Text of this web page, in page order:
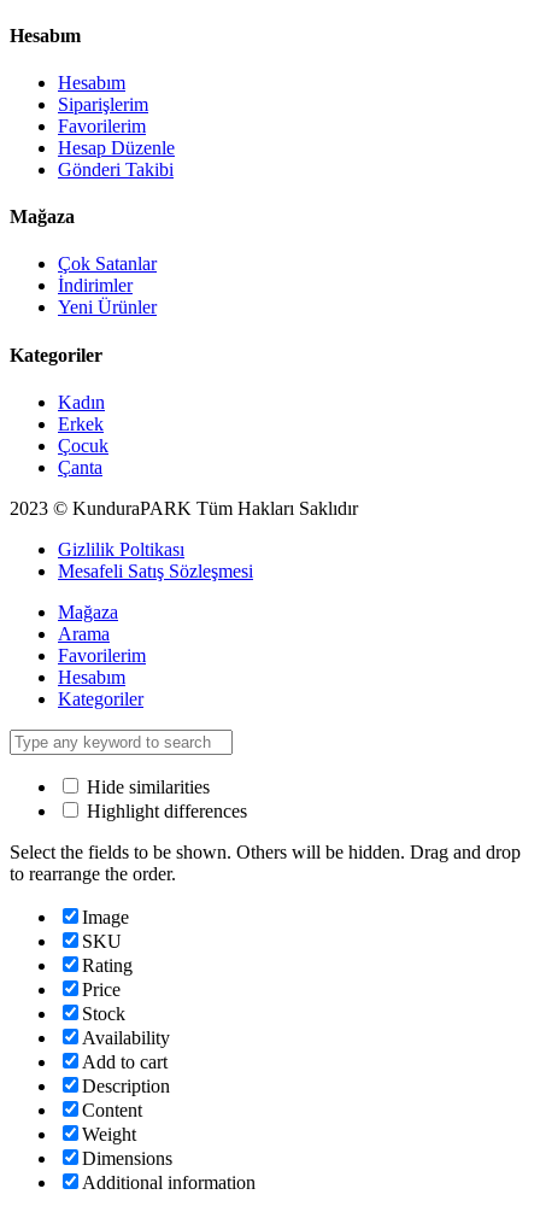
Hesabım
Hesabım
Siparişlerim
Favorilerim
Hesap Düzenle
Gönderi Takibi
Mağaza
Çok Satanlar
İndirimler
Yeni Ürünler
Kategoriler
Kadın
Erkek
Çocuk
Çanta
2023 © KunduraPARK Tüm Hakları Saklıdır
Gizlilik Poltikası
Mesafeli Satış Sözleşmesi
Mağaza
Arama
Favorilerim
Hesabım
Kategoriler
Hide similarities
Highlight differences
Select the fields to be shown. Others will be hidden. Drag and drop
to rearrange the order.
Image
SKU
Rating
Price
Stock
Availability
Add to cart
Description
Content
Weight
Dimensions
Additional information